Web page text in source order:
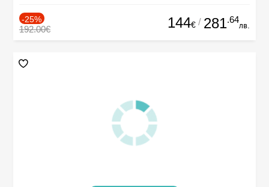
-25%
192.00€ 144€ / 281.64
лв.